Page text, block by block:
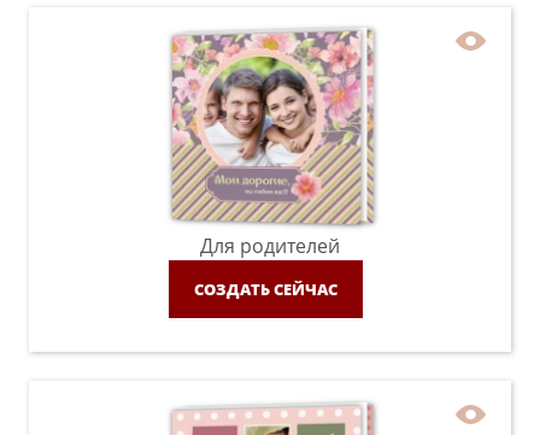
Для родителей
СОЗДАТЬ СЕЙЧАС